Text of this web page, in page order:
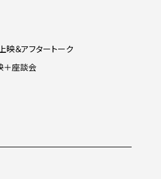
映＆アフタートーク
＋座談会